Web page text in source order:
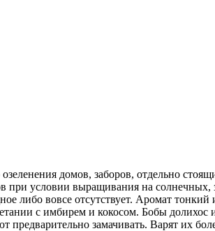
домов, заборов, отдельно
при условии выращивания на
либо вовсе отсутствует. Аромат
с имбирем и кокосом. Бобы
замачивать. Варят их